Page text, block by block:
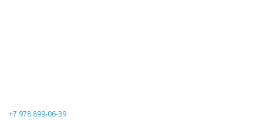
+7 978 899-06-39